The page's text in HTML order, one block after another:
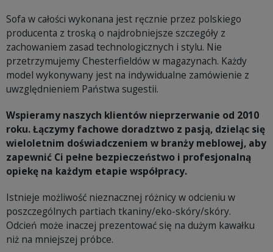
Sofa w całości wykonana jest ręcznie przez polskiego
producenta z troską o najdrobniejsze szczegóły z
zachowaniem zasad technologicznych i stylu. Nie
przetrzymujemy Chesterfieldów w magazynach. Każdy
model wykonywany jest na indywidualne zamówienie z
uwzględnieniem Państwa sugestii.
Wspieramy naszych klientów nieprzerwanie od 2010
roku. Łączymy fachowe doradztwo z pasją, dzieląc się
wieloletnim doświadczeniem w branży meblowej, aby
zapewnić Ci pełne bezpieczeństwo i profesjonalną
opiekę na każdym etapie współpracy.
Istnieje możliwość nieznacznej różnicy w odcieniu w
poszczególnych partiach tkaniny/eko-skóry/skóry.
Odcień może inaczej prezentować się na dużym kawałku
niż na mniejszej próbce.